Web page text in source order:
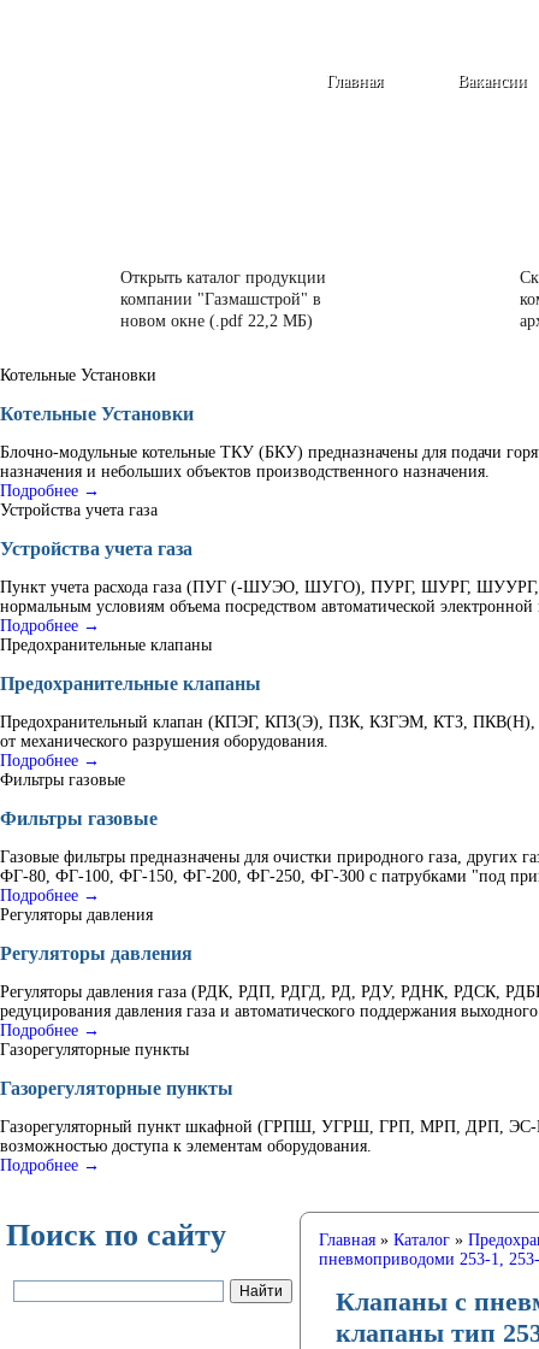
Вакансии
Главная
Открыть каталог продукции
компании "Газмашстрой" в
новом окне (.pdf 22,2 МБ)
Котельные Установки
Котельные Установки
Блочно-модульные котельные ТКУ (БКУ) предназначены для подачи
назначения и небольших объектов производственного назначения.
Подробнее →
Устройства учета газа
Устройства учета газа
Пункт учета расхода газа (ПУГ (-ШУЭО, ШУГО), ПУРГ, ШУРГ, ШУУРГ,
нормальным условиям объема посредством автоматической электронной
Подробнее →
Предохранительные клапаны
Предохранительные клапаны
Предохранительный клапан (КПЭГ, КПЗ(Э), ПЗК, КЗГЭМ, КТЗ, ПКВ(Н),
от механического разрушения оборудования.
Подробнее →
Фильтры газовые
Фильтры газовые
Газовые фильтры предназначены для очистки природного газа, других
ФГ-80, ФГ-100, ФГ-150, ФГ-200, ФГ-250, ФГ-300 с патрубками "под
Подробнее →
Регуляторы давления
Регуляторы давления
Регуляторы давления газа (РДК, РДП, РДГД, РД, РДУ, РДНК, РДСК,
редуцирования давления газа и автоматического поддержания
Подробнее →
Газорегуляторные пункты
Газорегуляторные пункты
Газорегуляторный пункт шкафной (ГРПШ, УГРШ, ГРП, МРП, ДРП, ЭС-
возможностью доступа к элементам оборудования.
Подробнее →
Поиск по сайту Главная» Каталог»
пневмоприводоми 253-1,
Клапаны с
клапаны тип